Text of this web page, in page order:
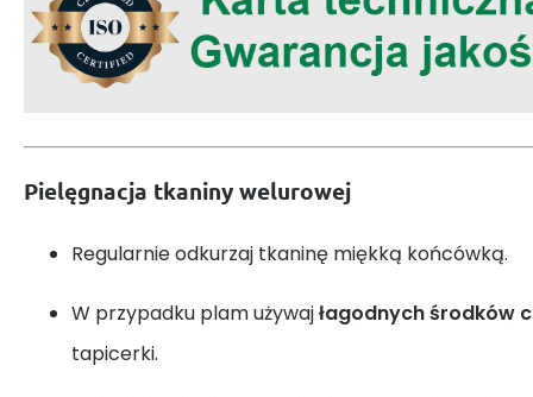
Pielęgnacja tkaniny welurowej
Regularnie odkurzaj tkaninę miękką końcówką.
W przypadku plam używajłagodnych środków
tapicerki.